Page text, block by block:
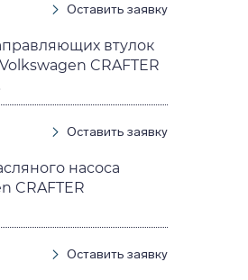
Оставить заявку
втулок
CRAFTER
Оставить заявку
насоса
CRAFTER
Оставить заявку